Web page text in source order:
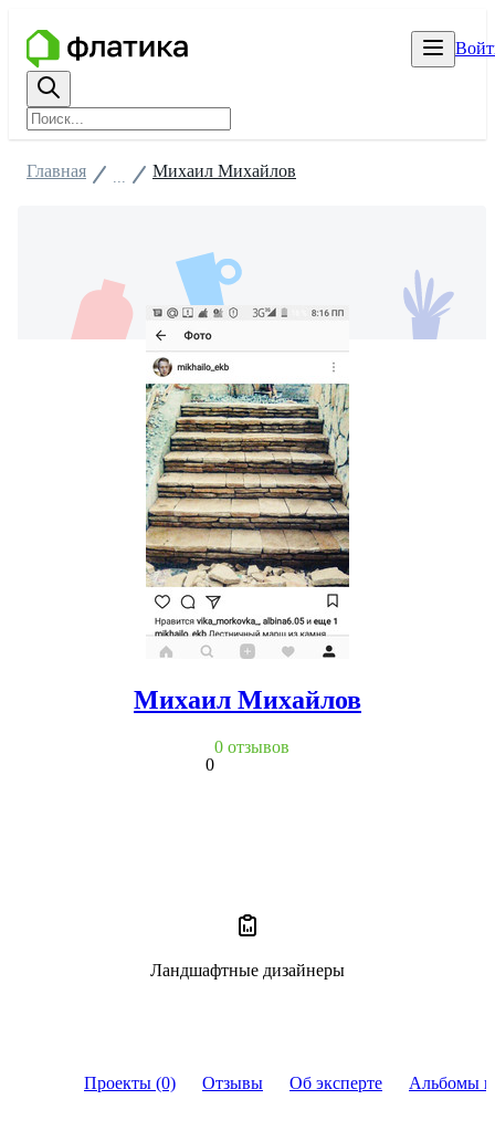
Проекты (0) Отзывы Об эксперте Альбомы
Главная Михаил Михайлов
Михаил Михайлов
0
0 отзывов
Ландшафтные дизайнеры